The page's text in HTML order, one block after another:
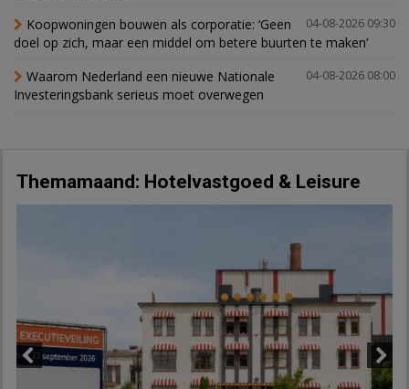
04-08-2026 09:30
Koopwoningen bouwen als corporatie: ‘Geen
doel op zich, maar een middel om betere buurten te maken’
04-08-2026 08:00
Waarom Nederland een nieuwe Nationale
Investeringsbank serieus moet overwegen
Themamaand: Hotelvastgoed & Leisure
Next